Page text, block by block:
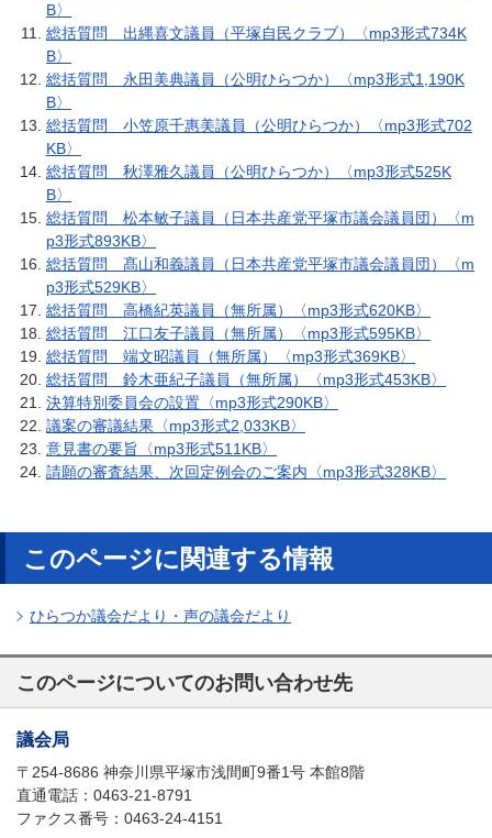
B〉
総括質問 出縄喜文議員（平塚自民クラブ）〈mp3形式734K
B〉
総括質問 永田美典議員（公明ひらつか）〈mp3形式1,190K
B〉
総括質問 小笠原千惠美議員（公明ひらつか）〈mp3形式702
KB〉
総括質問 秋澤雅久議員（公明ひらつか）〈mp3形式525K
B〉
総括質問 松本敏子議員（日本共産党平塚市議会議員団）〈m
p3形式893KB〉
総括質問 髙山和義議員（日本共産党平塚市議会議員団）〈m
p3形式529KB〉
総括質問 高橋紀英議員（無所属）〈mp3形式620KB〉
総括質問 江口友子議員（無所属）〈mp3形式595KB〉
総括質問 端文昭議員（無所属）〈mp3形式369KB〉
総括質問 鈴木亜紀子議員（無所属）〈mp3形式453KB〉
決算特別委員会の設置〈mp3形式290KB〉
議案の審議結果〈mp3形式2,033KB〉
意見書の要旨〈mp3形式511KB〉
請願の審査結果、次回定例会のご案内〈mp3形式328KB〉
このページに関連する情報
ひらつか議会だより・声の議会だより
このページについてのお問い合わせ先
議会局
〒254-8686 神奈川県平塚市浅間町9番1号 本館8階
直通電話：0463-21-8791
ファクス番号：0463-24-4151